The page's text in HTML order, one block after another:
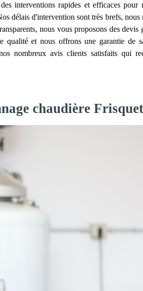
interventions rapides et efficaces pour
délais d'intervention sont très brefs,
nous vous proposons des devis
qualité et nous offrons une garantie de
nombreux avis clients satisfaits qui
chaudière